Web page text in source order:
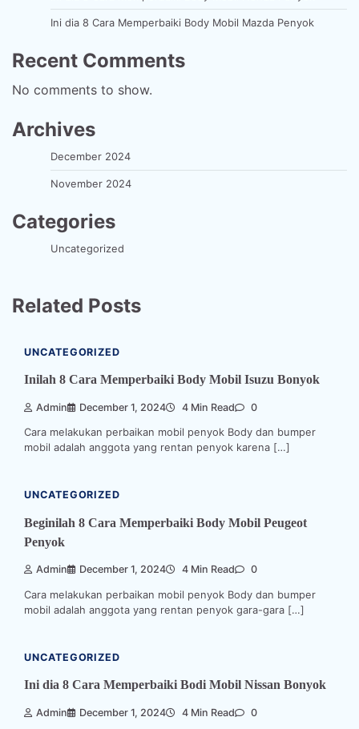
Ini dia 8 Cara Memperbaiki Body Mobil Mazda Penyok
Recent Comments
No comments to show.
Archives
December 2024
November 2024
Categories
Uncategorized
Related Posts
UNCATEGORIZED
Inilah 8 Cara Memperbaiki Body Mobil Isuzu Bonyok
Admin December 1, 2024 4 Min Read 0
Cara melakukan perbaikan mobil penyok Body dan bumper
mobil adalah anggota yang rentan penyok karena […]
UNCATEGORIZED
Beginilah 8 Cara Memperbaiki Body Mobil Peugeot
Penyok
Admin December 1, 2024 4 Min Read 0
Cara melakukan perbaikan mobil penyok Body dan bumper
mobil adalah anggota yang rentan penyok gara-gara […]
UNCATEGORIZED
Ini dia 8 Cara Memperbaiki Bodi Mobil Nissan Bonyok
Admin December 1, 2024 4 Min Read 0